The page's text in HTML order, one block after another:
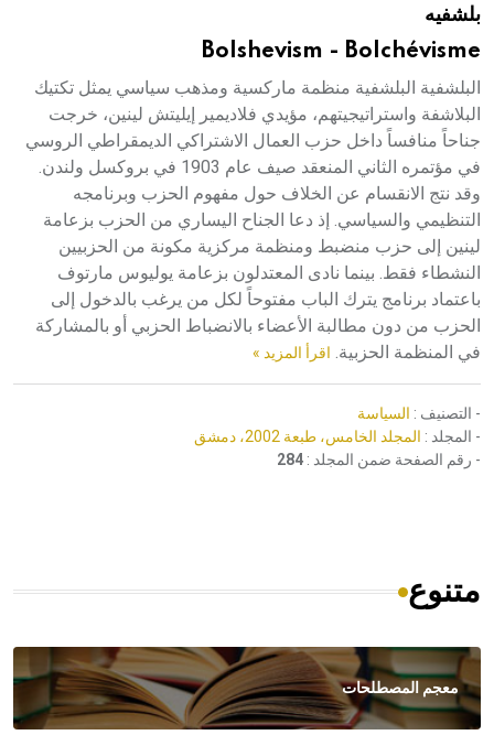
بلشفيه
Bolshevism - Bolchévisme
البلشفية البلشفية منظمة ماركسية ومذهب سياسي يمثل تكتيك
البلاشفة واستراتيجيتهم، مؤيدي فلاديمير إيليتش لينين، خرجت
جناحاً منافساً داخل حزب العمال الاشتراكي الديمقراطي الروسي
في مؤتمره الثاني المنعقد صيف عام 1903 في بروكسل ولندن.
وقد نتج الانقسام عن الخلاف حول مفهوم الحزب وبرنامجه
التنظيمي والسياسي. إذ دعا الجناح اليساري من الحزب بزعامة
لينين إلى حزب منضبط ومنظمة مركزية مكونة من الحزبيين
النشطاء فقط. بينما نادى المعتدلون بزعامة يوليوس مارتوف
باعتماد برنامج يترك الباب مفتوحاً لكل من يرغب بالدخول إلى
الحزب من دون مطالبة الأعضاء بالانضباط الحزبي أو بالمشاركة
في المنظمة الحزبية. اقرأ المزيد »
- التصنيف : السياسة
- المجلد : المجلد الخامس، طبعة 2002، دمشق
- رقم الصفحة ضمن المجلد : 284
متنوع
معجم المصطلحات